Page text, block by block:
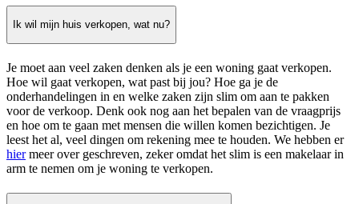
Ik wil mijn huis verkopen, wat nu?
Je moet aan veel zaken denken als je een woning gaat verkopen.
Hoe wil gaat verkopen, wat past bij jou? Hoe ga je de
onderhandelingen in en welke zaken zijn slim om aan te pakken
voor de verkoop. Denk ook nog aan het bepalen van de vraagprijs
en hoe om te gaan met mensen die willen komen bezichtigen. Je
leest het al, veel dingen om rekening mee te houden. We hebben er
hiermeer over geschreven, zeker omdat het slim is een makelaar in
arm te nemen om je woning te verkopen.